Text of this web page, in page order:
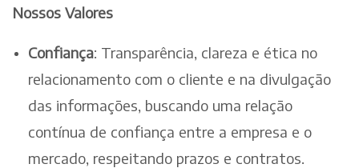
Nossos Valores
Confiança: Transparência, clareza e ética no
relacionamento com o cliente e na divulgação
das informações, buscando uma relação
contínua de confiança entre a empresa e o
mercado, respeitando prazos e contratos.